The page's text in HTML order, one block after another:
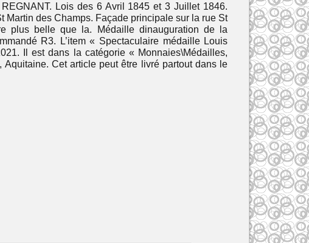
Lois des 6 Avril 1845 et 3 Juillet 1846.
Martin des Champs. Façade principale sur la rue St
plus belle que la. Médaille dinauguration de la
R3. L’item « Spectaculaire médaille Louis
Il est dans la catégorie « Monnaies\Médailles,
Cet article peut être livré partout dans le